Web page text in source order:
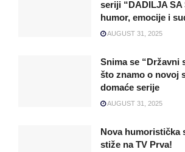
seriji “DADILJA SA
humor, emocije i
AUGUST 31, 2025
Snima se “Državni
što znamo o novoj
domaće serije
AUGUST 31, 2025
Nova humoristička
stiže na TV Prva!